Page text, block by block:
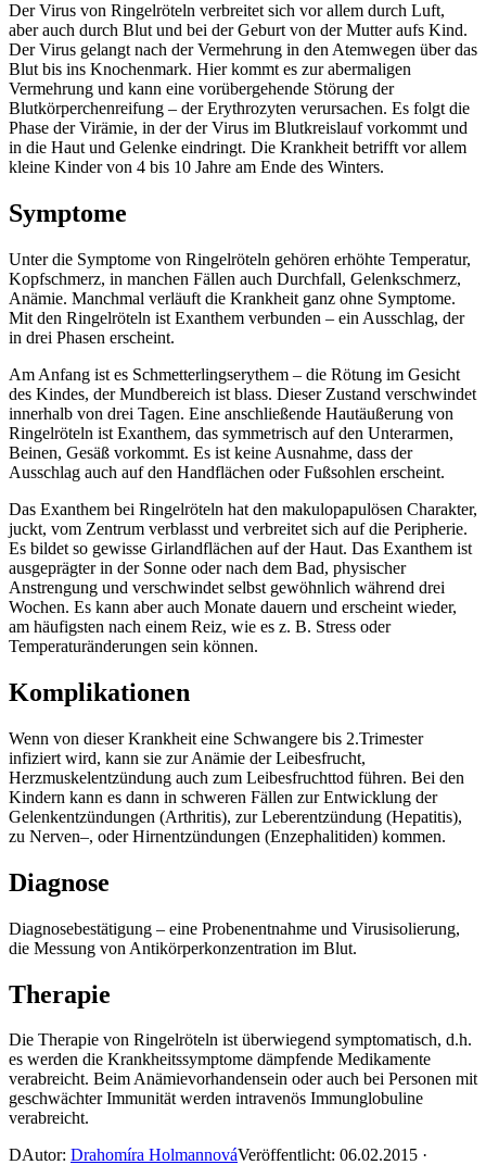
Der Virus von Ringelröteln verbreitet sich vor allem durch Luft,
aber auch durch Blut und bei der Geburt von der Mutter aufs Kind.
Der Virus gelangt nach der Vermehrung in den Atemwegen über das
Blut bis ins Knochenmark. Hier kommt es zur abermaligen
Vermehrung und kann eine vorübergehende Störung der
Blutkörperchenreifung – der Erythrozyten verursachen. Es folgt die
Phase der Virämie, in der der Virus im Blutkreislauf vorkommt und
in die Haut und Gelenke eindringt. Die Krankheit betrifft vor allem
kleine Kinder von 4 bis 10 Jahre am Ende des Winters.
Symptome
Unter die Symptome von Ringelröteln gehören erhöhte Temperatur,
Kopfschmerz, in manchen Fällen auch Durchfall, Gelenkschmerz,
Anämie. Manchmal verläuft die Krankheit ganz ohne Symptome.
Mit den Ringelröteln ist Exanthem verbunden – ein Ausschlag, der
in drei Phasen erscheint.
Am Anfang ist es Schmetterlingserythem – die Rötung im Gesicht
des Kindes, der Mundbereich ist blass. Dieser Zustand verschwindet
innerhalb von drei Tagen. Eine anschließende Hautäußerung von
Ringelröteln ist Exanthem, das symmetrisch auf den Unterarmen,
Beinen, Gesäß vorkommt. Es ist keine Ausnahme, dass der
Ausschlag auch auf den Handflächen oder Fußsohlen erscheint.
Das Exanthem bei Ringelröteln hat den makulopapulösen Charakter,
juckt, vom Zentrum verblasst und verbreitet sich auf die Peripherie.
Es bildet so gewisse Girlandflächen auf der Haut. Das Exanthem ist
ausgeprägter in der Sonne oder nach dem Bad, physischer
Anstrengung und verschwindet selbst gewöhnlich während drei
Wochen. Es kann aber auch Monate dauern und erscheint wieder,
am häufigsten nach einem Reiz, wie es z. B. Stress oder
Temperaturänderungen sein können.
Komplikationen
Wenn von dieser Krankheit eine Schwangere bis 2.Trimester
infiziert wird, kann sie zur Anämie der Leibesfrucht,
Herzmuskelentzündung auch zum Leibesfruchttod führen. Bei den
Kindern kann es dann in schweren Fällen zur Entwicklung der
Gelenkentzündungen (Arthritis), zur Leberentzündung (Hepatitis),
zu Nerven–, oder Hirnentzündungen (Enzephalitiden) kommen.
Diagnose
Diagnosebestätigung – eine Probenentnahme und Virusisolierung,
die Messung von Antikörperkonzentration im Blut.
Therapie
Die Therapie von Ringelröteln ist überwiegend symptomatisch, d.h.
es werden die Krankheitssymptome dämpfende Medikamente
verabreicht. Beim Anämievorhandensein oder auch bei Personen mit
geschwächter Immunität werden intravenös Immunglobuline
verabreicht.
DAutor: Drahomíra HolmannováVeröffentlicht: 06.02.2015 ·